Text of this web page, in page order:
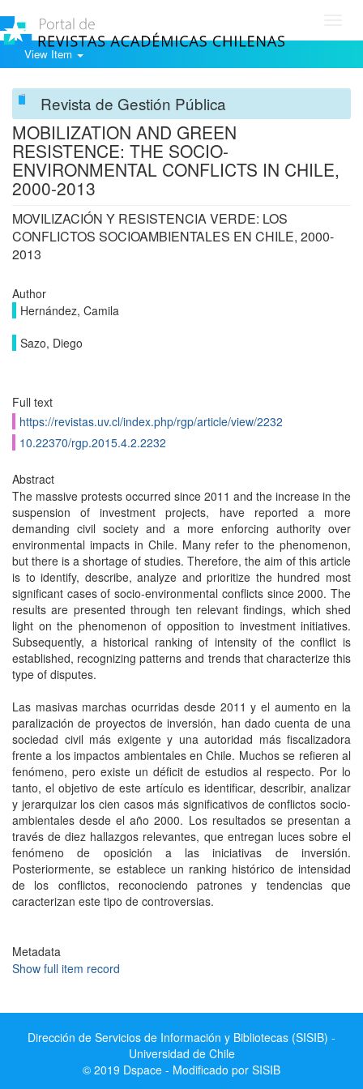
View Item
Revista de Gestión Pública
MOBILIZATION AND GREEN
RESISTENCE: THE SOCIO-
ENVIRONMENTAL CONFLICTS IN CHILE,
2000-2013
MOVILIZACIÓN Y RESISTENCIA VERDE: LOS
CONFLICTOS SOCIOAMBIENTALES EN CHILE, 2000-
2013
Author
Hernández, Camila
Sazo, Diego
Full text
https://revistas.uv.cl/index.php/rgp/article/view/2232
10.22370/rgp.2015.4.2.2232
Abstract
The massive protests occurred since 2011 and the increase in the
suspension of investment projects, have reported a more
demanding civil society and a more enforcing authority over
environmental impacts in Chile. Many refer to the phenomenon,
but there is a shortage of studies. Therefore, the aim of this article
is to identify, describe, analyze and prioritize the hundred most
significant cases of socio-environmental conflicts since 2000. The
results are presented through ten relevant findings, which shed
light on the phenomenon of opposition to investment initiatives.
Subsequently, a historical ranking of intensity of the conflict is
established, recognizing patterns and trends that characterize this
type of disputes.
Las masivas marchas ocurridas desde 2011 y el aumento en la
paralización de proyectos de inversión, han dado cuenta de una
sociedad civil más exigente y una autoridad más fiscalizadora
frente a los impactos ambientales en Chile. Muchos se refieren al
fenómeno, pero existe un déficit de estudios al respecto. Por lo
tanto, el objetivo de este artículo es identificar, describir, analizar
y jerarquizar los cien casos más significativos de conflictos socio-
ambientales desde el año 2000. Los resultados se presentan a
través de diez hallazgos relevantes, que entregan luces sobre el
fenómeno de oposición a las iniciativas de inversión.
Posteriormente, se establece un ranking histórico de intensidad
de los conflictos, reconociendo patrones y tendencias que
caracterizan este tipo de controversias.
Metadata
Show full item record
Dirección de Servicios de Información y Bibliotecas (SISIB) -
Universidad de Chile
© 2019 Dspace - Modificado por SISIB